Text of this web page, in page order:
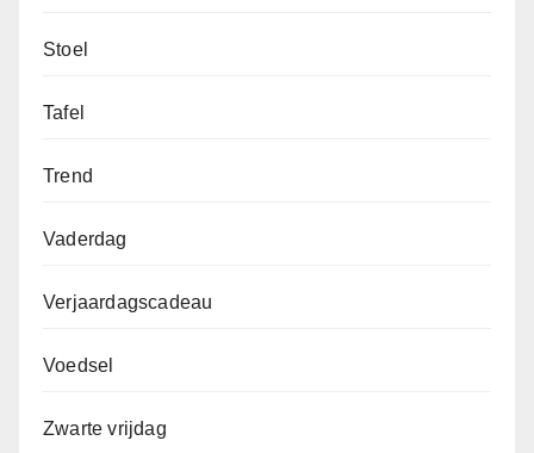
Stoel
Tafel
Trend
Vaderdag
Verjaardagscadeau
Voedsel
Zwarte vrijdag